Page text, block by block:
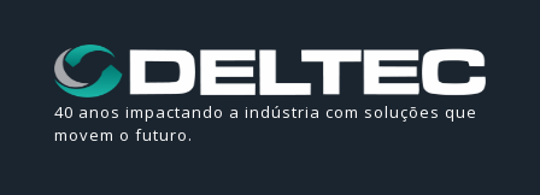
40 anos impactando a indústria com soluções que
movem o futuro.